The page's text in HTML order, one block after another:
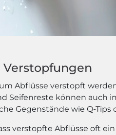
Verstopfungen
Abflüsse verstopft
Seifenreste können auch
Gegenstände wie Q-
verstopfte Abflüsse oft